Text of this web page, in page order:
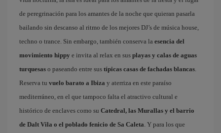
de peregrinación para los amantes de la noche que quieran pasarla
bailando sin descanso al ritmo de los mejores DJ’s de música house,
techno o trance. Sin embargo, también conserva la esencia del
movimiento hippy e invita al relax en sus playas y calas de aguas
turquesas o paseando entre sus típicas casas de fachadas blancas.
Reserva tu vuelo barato a Ibiza y aterriza en este paraíso
mediterráneo, en el que tampoco falta el atractivo cultural e
histórico de enclaves como su Catedral, las Murallas y el barrio
de Dalt Vila o el poblado fenicio de Sa Caleta. Y para los que